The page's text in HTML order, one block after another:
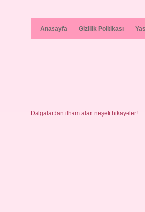
Anasayfa Gizlilik Politikası
Dalgalardan ilham alan neşeli hikayeler!